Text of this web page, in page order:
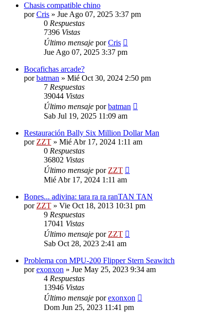
Chasis compatible chino
porCris » Jue Ago 07, 2025 3:37 pm
0 Respuestas
7396 Vistas
Último mensaje porCris
Jue Ago 07, 2025 3:37 pm
Bocafichas arcade?
porbatman » Mié Oct 30, 2024 2:50 pm
7 Respuestas
39044 Vistas
Último mensaje porbatman
Sab Jul 19, 2025 11:09 am
Restauración Bally Six Million Dollar Man
por ZZT » Mié Abr 17, 2024 1:11 am
0 Respuestas
36802 Vistas
Último mensaje por ZZT
Mié Abr 17, 2024 1:11 am
Bones... adivina: tara ra ra ranTAN TAN
por ZZT » Vie Oct 18, 2013 10:31 pm
9 Respuestas
17041 Vistas
Último mensaje por ZZT
Sab Oct 28, 2023 2:41 am
Problema con MPU-200 Flipper Stern Seawitch
porexonxon » Jue May 25, 2023 9:34 am
4 Respuestas
13946 Vistas
Último mensaje porexonxon
Dom Jun 25, 2023 11:41 pm